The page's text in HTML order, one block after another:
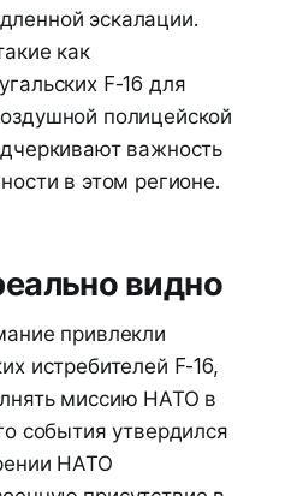
эскалации.
как
F-16 для
полицейской
важность
в этом регионе.
видно
привлекли
истребителей F-16,
миссию НАТО в
события утвердился
НАТО